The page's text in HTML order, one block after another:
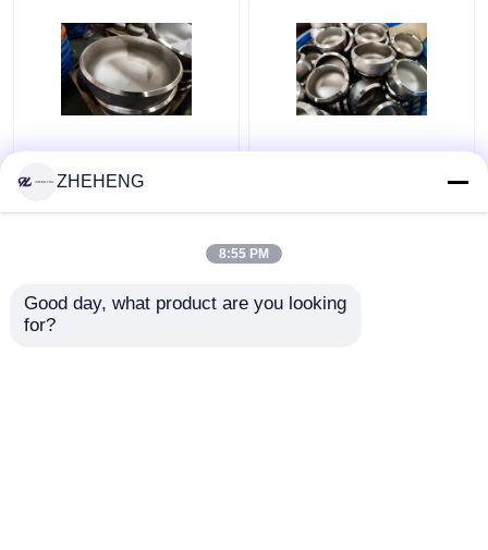
Tutup Pipa Stainless
Steel WP317 Sch10s
WP904L Duplex Alloy
ZHEHENG
8:55 PM
Good day, what product are you looking
for?